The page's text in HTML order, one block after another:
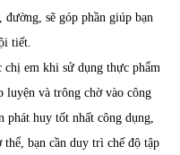
sẽ góp phần giúp bạn
tiết.
chị em khi sử dụng thực phẩm
luyện và trông chờ vào công
phát huy tốt nhất công dụng,
thể, bạn cần duy trì chế độ tập